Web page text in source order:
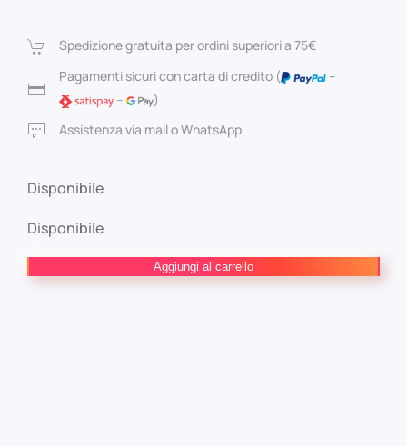
originale
era:
6,00 €.
attuale
è:
Spedizione gratuita per ordini superiori a 75€
Pagamenti sicuri con carta di credito (
–
–
)
Assistenza via mail o WhatsApp
Disponibile
Disponibile
28
Aggiungi al carrello